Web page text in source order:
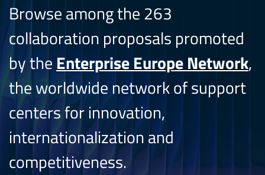
Browse among the 263
collaboration proposals promoted
by the Enterprise Europe Network,
the worldwide network of support
centers for innovation,
internationalization and
competitiveness.